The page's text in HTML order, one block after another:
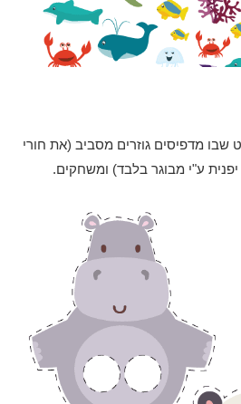
מדפיסים גוזרים מסביב (את חורי
ע"י מבוגר בלבד) ומשחקים.